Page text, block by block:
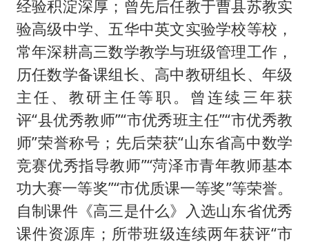
经验积淀深厚；曾先后任教于曹县苏教实
验高级中学、五华中英文实验学校等校，
常年深耕高三数学教学与班级管理工作，
历任数学备课组长、高中教研组长、年级
主任、教研主任等职。曾连续三年获
评“县优秀教师”“市优秀班主任”“市优秀教
师”荣誉称号；先后荣获“山东省高中数学
竞赛优秀指导教师”“菏泽市青年教师基本
功大赛一等奖”“市优质课一等奖”等荣誉。
自制课件《高三是什么》入选山东省优秀
课件资源库；所带班级连续两年获评“市